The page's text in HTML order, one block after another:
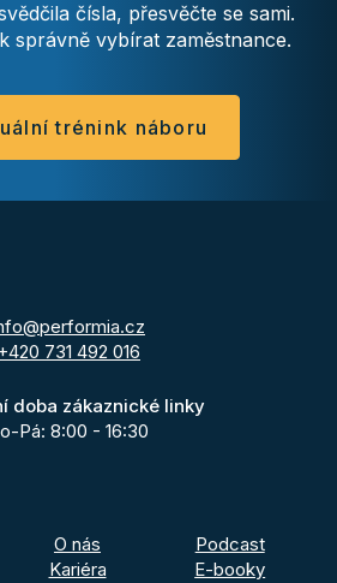
čísla, přesvěčte se sami.
správně vybírat zaměstnance.
trénink náboru
731 492 016
doba zákaznické linky
Pá: 8:00 - 16:30
O nás
Kariéra
Podcast
E-booky